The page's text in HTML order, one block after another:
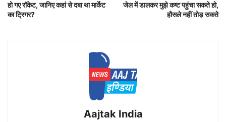
हो गए रॉकेट, जानिए कहां से दबा था मार्केट
का ट्रिगर?
जेल में डालकर मुझे कष्ट पहुंचा सकते हो,
हौसले नहीं तोड़ सकते
Aajtak India